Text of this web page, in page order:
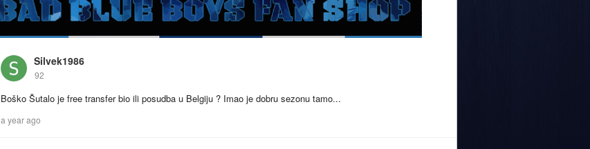
Silvek1986
92
Boško Šutalo je free transfer bio ili posudba u Belgiju ? Imao je dobru sezonu tamo...
a year ago